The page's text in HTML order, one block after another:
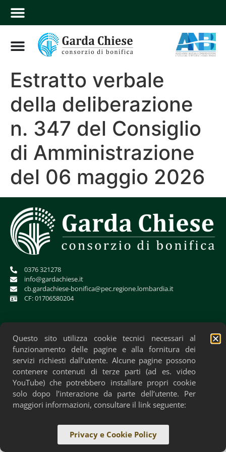
Estratto verbale
della deliberazione
n. 347 del Consiglio
di Amministrazione
del 06 maggio 2026
0376 321278
info@gardachiese.it
cb.gardachiese-bonifica@pec.regione.lombardia.it
CF: 01706580204
Privacy Policy Cookie Policy Accessibilità
Questo sito utilizza cookie tecnici necessari al
funzionamento delle pagine e alla fornitura dei
servizi richiesti dall’utente. Alcune pagine possono
contenere contenuti di terze parti (ad es. video
YouTube) che potrebbero installare propri cookie
solo dopo l’interazione da parte dell’utente. Per
maggiori informazioni, consultare il link seguente:
Privacy e Cookie Policy